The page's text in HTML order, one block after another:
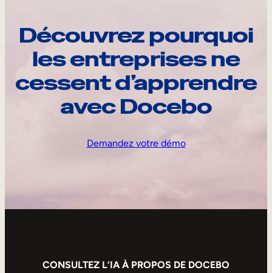
Découvrez pourquoi
les entreprises ne
cessent d’apprendre
avec Docebo
Demandez votre démo
CONSULTEZ L’IA À PROPOS DE DOCEBO